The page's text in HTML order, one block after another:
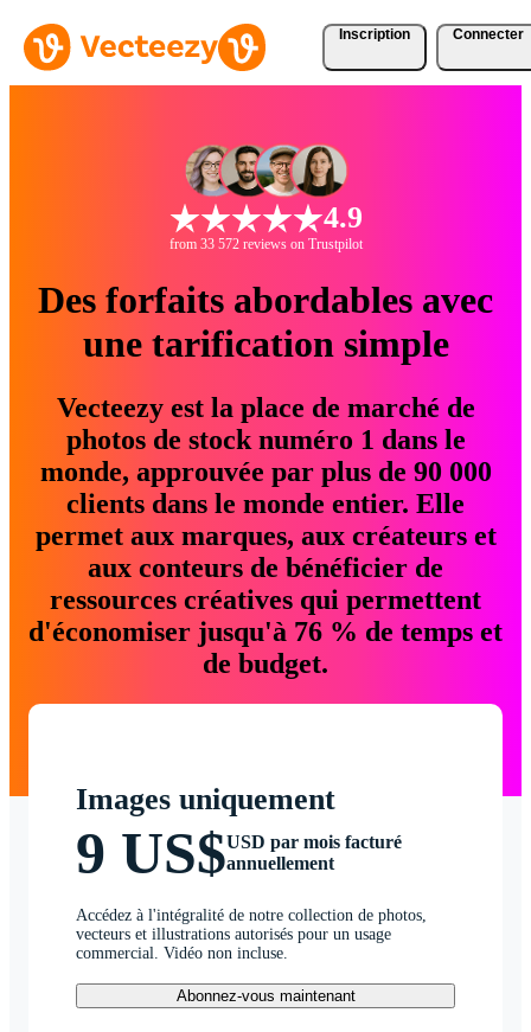
Inscription Connecter
4.9
from 33 572 reviews on Trustpilot
Des forfaits abordables avec
une tarification simple
Vecteezy est la place de marché de
photos de stock numéro 1 dans le
monde, approuvée par plus de 90 000
clients dans le monde entier. Elle
permet aux marques, aux créateurs et
aux conteurs de bénéficier de
ressources créatives qui permettent
d'économiser jusqu'à 76 % de temps et
de budget.
Images uniquement
9 US$USD par mois facturé
annuellement
Accédez à l'intégralité de notre collection de photos,
vecteurs et illustrations autorisés pour un usage
commercial. Vidéo non incluse.
Abonnez-vous maintenant